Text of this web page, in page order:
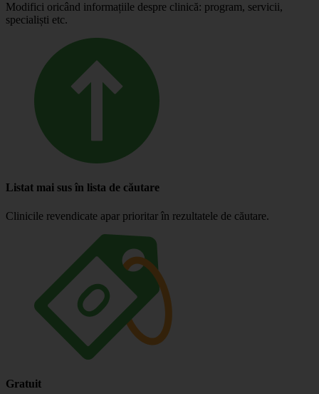
Modifici oricând informațiile despre clinică: program, servicii,
specialiști etc.
Listat mai sus în lista de căutare
Clinicile revendicate apar prioritar în rezultatele de căutare.
Gratuit